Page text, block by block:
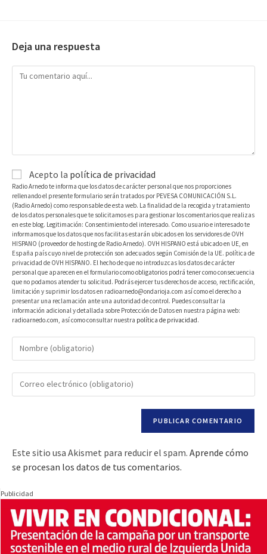
Deja una respuesta
Acepto la política de privacidad
Radio Arnedo te informa que los datos de carácter personal que nos proporciones
rellenando el presente formulario serán tratados por PEVESA COMUNICACIÓN S.L.
(Radio Arnedo) como responsable de esta web. La finalidad de la recogida y tratamiento
de los datos personales que te solicitamos es para gestionar los comentarios que realizas
en este blog. Legitimación: Consentimiento del interesado. Como usuario e interesado te
informamos que los datos que nos facilitas estarán ubicados en los servidores de OVH
HISPANO (proveedor de hosting de Radio Arnedo). OVH HISPANO está ubicado en UE, en
España país cuyo nivel de protección son adecuados según Comisión de la UE. política de
privacidad de OVH HISPANO. El hecho de que no introduzcas los datos de carácter
personal que aparecen en el formulario como obligatorios podrá tener como consecuencia
que no podamos atender tu solicitud. Podrás ejercer tus derechos de acceso, rectificación,
limitación y suprimir los datos en radioarnedo@ondarioja.com así como el derecho a
presentar una reclamación ante una autoridad de control. Puedes consultar la
información adicional y detallada sobre Protección de Datos en nuestra página web:
radioarnedo.com, así como consultar nuestra política de privacidad.
Este sitio usa Akismet para reducir el spam. Aprende cómo
se procesan los datos de tus comentarios.
Publicidad